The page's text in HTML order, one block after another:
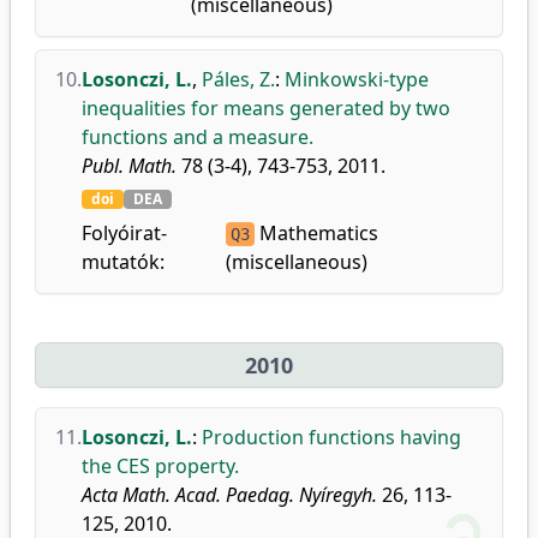
10.Losonczi, L., Páles, Z.: Minkowski-type
inequalities for means generated by two
functions and a measure.
Publ. Math. 78 (3-4), 743-753, 2011.
doi DEA
Folyóirat-
mutatók:
Q3 Mathematics
(miscellaneous)
2010
11.Losonczi, L.: Production functions having
the CES property.
Acta Math. Acad. Paedag. Nyíregyh. 26, 113-
125, 2010.